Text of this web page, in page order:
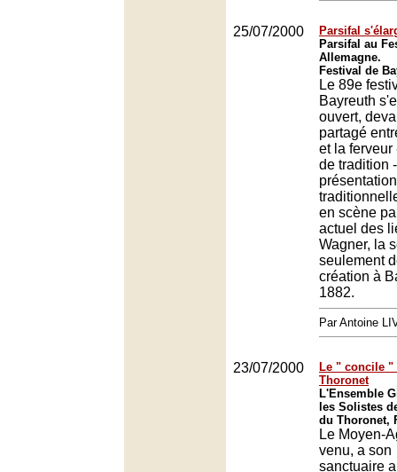
25/07/2000
Parsifal
Parsifal au
Allemagne.
Festival de
Le 89e
Bayreuth
ouvert,
partagé
et la ferveur
de tradition
en scène
actuel des
Wagner, la
seulement
création à
1882.
Par Antoine
23/07/2000
Le " concile "
Thoronet
L'Ensemble
les Solistes
du Thoronet,
Le Moyen-
venu, a son
sanctuaire